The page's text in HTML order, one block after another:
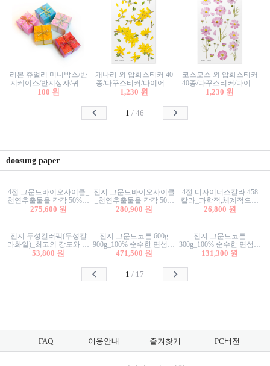
리본 쥬얼리 미니박스/반
지케이스/반지상자/귀걸
이상자/귀걸이박스/악세
100 원
개나리 외 압화스티커 40
종/다꾸스티커/다이어리
꾸미기/꽃스티커/자연물
1,230 원
코스모스 외 압화스티커
40종/다꾸스티커/다이어
리꾸미기/꽃스티커/자연
1,230 원
1 /46
doosung paper
4절 그문드바이오사이클_
천연추출물을 각각 50%이
상 함유한 친환경그래픽
275,600 원
전지 그문드바이오사이클
_천연추출물을 각각 50%
이상 함유한 친환경그래
280,900 원
4절 디자이너스칼라 458
칼라_과학적,체계적으로
분류된 200색을 갖춘 색지
26,800 원
전지 두성컬러팩(두성칼
라화일)_최고의 강도와 평
활성을 지닌 다양한 컬러
53,800 원
전지 그문드코튼 600g
900g_100% 순수한 면섬유
로 만든 친환경프리미엄
471,500 원
전지 그문드코튼
300g_100% 순수한 면섬유
로 만든 친환경프리미엄
131,300 원
1 / 17
FAQ 이용안내 즐겨찾기 PC버전